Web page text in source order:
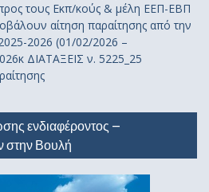
τους Εκπ/κούς & μέλη ΕΕΠ-ΕΒΠ
αίτηση παραίτησης από την
2026 (01/02/2026 –
ΔΙΑΤΑΞΕΙΣ ν. 5225_25
ενδιαφέροντος –
στην Βουλή